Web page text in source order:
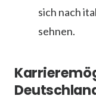
sich nach
sehnen.